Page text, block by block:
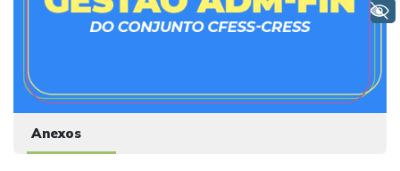
Anexos
+ Acessibilidade